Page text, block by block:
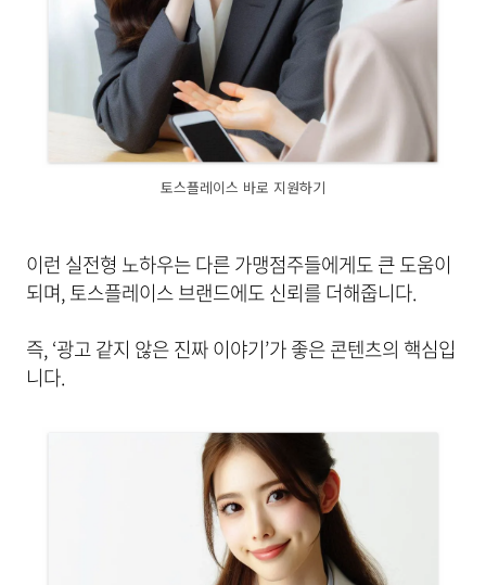
토스플레이스 바로 지원하기
이런 실전형 노하우는 다른 가맹점주들에게도 큰 도움이
되며, 토스플레이스 브랜드에도 신뢰를 더해줍니다.
즉, ‘광고 같지 않은 진짜 이야기’가 좋은 콘텐츠의 핵심입
니다.